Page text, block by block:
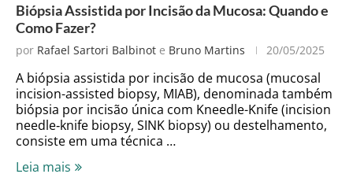
Biópsia Assistida por Incisão da Mucosa: Quando e
Como Fazer?
por Rafael Sartori Balbinot e Bruno Martins 20/05/2025
A biópsia assistida por incisão de mucosa (mucosal
incision-assisted biopsy, MIAB), denominada também
biópsia por incisão única com Kneedle-Knife (incision
needle‐knife biopsy, SINK biopsy) ou destelhamento,
consiste em uma técnica …
Leia mais